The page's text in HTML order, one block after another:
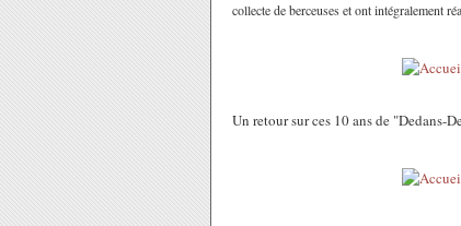
collecte de berceuses et ont intégralement
Un retour sur ces 10 ans de "Dedans-